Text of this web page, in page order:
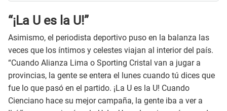
“¡La U es la U!”
Asimismo, el periodista deportivo puso en la balanza las
veces que los íntimos y celestes viajan al interior del país.
“Cuando Alianza Lima o Sporting Cristal van a jugar a
provincias, la gente se entera el lunes cuando tú dices que
fue lo que pasó en el partido. ¡La U es la U! Cuando
Cienciano hace su mejor campaña, la gente iba a ver a